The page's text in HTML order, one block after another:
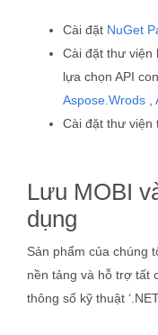
Cài đặt NuGet
Cài đặt thư viện
lựa chọn API
Aspose.Wrods
Cài đặt thư viện
Lưu MOBI
dụng
Sản phẩm của chúng
nền tảng và hỗ trợ tất
thông số kỹ thuật